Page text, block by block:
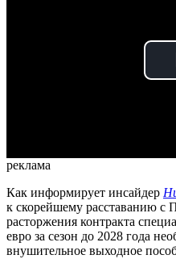
реклама
Как информирует инсайдер
к скорейшему расставанию с
расторжения контракта
евро за сезон до 2028 года
внушительное выходное